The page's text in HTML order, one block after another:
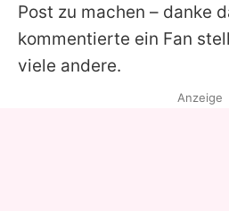
Post zu machen – danke
kommentierte ein Fan
viele andere.
Anzeige